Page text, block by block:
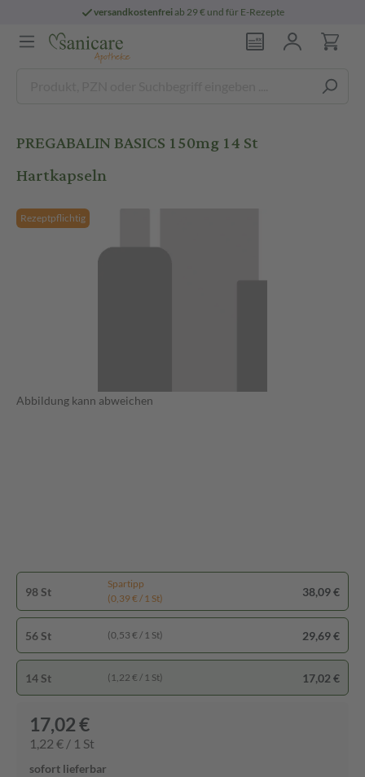
versandkostenfreiab 29 € und für E-Rezepte
PREGABALIN BASICS 150mg 14 St
Hartkapseln
Rezeptpflichtig
Abbildung kann abweichen
98 St
Spartipp
(0,39 € / 1 St)
38,09 €
56 St (0,53 € / 1 St) 29,69 €
14 St (1,22 € / 1 St) 17,02 €
17,02 €
1,22 € / 1 St
sofort lieferbar